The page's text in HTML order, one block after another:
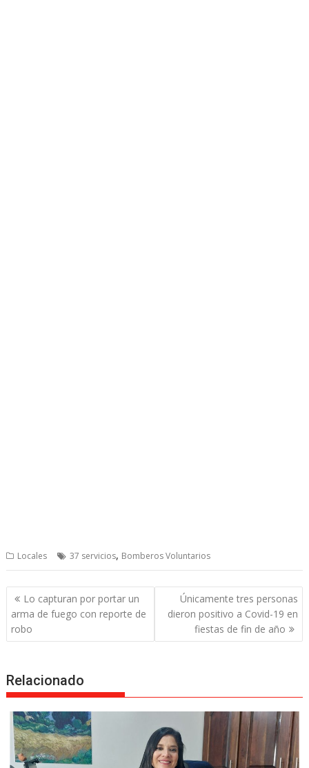
Locales 37 servicios, Bomberos Voluntarios
Post
navigation
Lo capturan por portar un
arma de fuego con reporte de
robo
Únicamente tres personas
dieron positivo a Covid-19 en
fiestas de fin de año
Relacionado